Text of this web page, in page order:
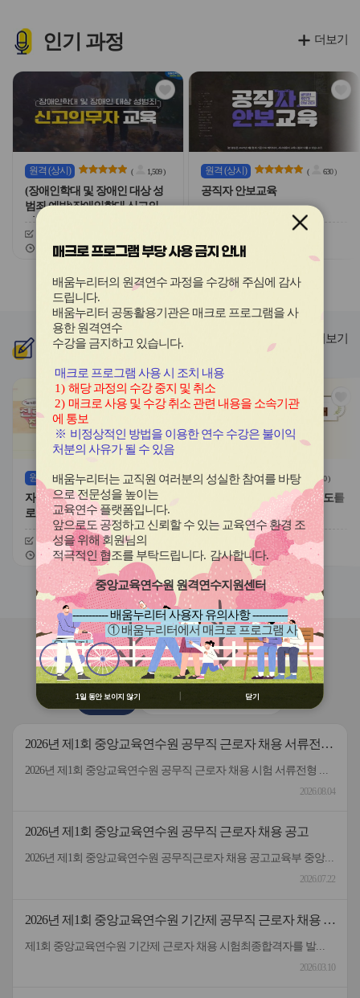
콘
콘
인기 과정
관
심
아
이
콘
원격 (상시) ( 1,509)
(장애인학대 및 장애인 대상 성
범죄 예방)장애인학대 신고의무
자 교육
교육기간
26.03.03 ~ 26.12.20
관
심
원격 (상시) ( 630)
공직자 안보교육
26.02.03 ~ 26.12.20
교육기간
슬
라
이
드
버
튼
이
전
슬
라
이
드
다
음
더보기
신규과정
관
심
이
콘
원격 (상시) ( 0)
자기주도적 진로개발 역량과 진
로학습 유형
신청기간
26.08.03 ~ 26.12.20
교육기간
26.08.03 ~ 26.12.20
관
심
아
원격(상시) 0)
대한민국 새내기 유권자 지도를
위한 학생 선거교육의 이해
26.07.20 ~ 26.12.20
교육기간
26.07.20 ~ 26.12.20
슬
라
이
드
버
튼
이
전
슬
이
드
버
튼
다
더보기
연수원소식
공지사항 2026 원격연수 모니터링단
2026년 제1회 중앙교육연수원 공무직 근로자 채용 서류전형
2026년 제1회 중앙교육연수원 공무직 근로자 채용 시험 서류전형 합격자 및 면접일정을 안내드립니다.* 채용분야 - 공무직(미화원)* 서류전형 합격자 : 5명* 합격자 명단 및 면접일정 안내 : 붙임 참고 * 서류 전형 합격자분들은 면접 일정을 참고하여 차질 없이 임해주길 부탁드리며, 응시해주신 모든 분들께 행복한 일들 가득하시길 바랍니다.- 중앙교육연수원 -
2026.08.04
2026년 제1회 중앙교육연수원 공무직 근로자 채용 공고
2026년 제1회 중앙교육연수원 공무직근로자 채용 공고교육부 중앙교육연수원에서 근무할 공무직 근로자를 다음과 같이 공개 모집하오니 성실하고 역량있는 분들의 많은 응시 바랍니다. 2026년 7월 22일 중앙교육연수원장1. 선발직종: 환경미화직(미화원) / 공무직 근로자2. 선발인원: 1명3. 채용기간: 계약일~정년(만65세)까지​4. 담당업무: 청사 실내외 청소 및 환경정리 등5. 근무형태: 기본근무(월~금), 1일 8시간(07:00~16:00, 휴게시간 1시간 제외) 근무6. 근무장소: 중앙교육연수원(대구 동구 혁신도시 내 위치)7. 보수: 월 236만원 수준(세전), 명절휴가비 등 별도 지급8. 원서 접수기간: 7.22.(수) ~ 7.30.(목)9. 접수방법: 방문접수, 우편접수 (공고문 참조)10. 문의전화: 중앙교육연수원 연수지원협력과 채용담당자 ☏053-980-6514
2026.07.22
2026년 제1회 중앙교육연수원 기간제 공무직 근로자 채용 시
제1회 중앙교육연수원 기간제 근로자 채용 시험최종합격자를 발표하고 등록 안내드립니다.응시해주신 모든 분께 감사드립니다.
2026.03.10
매크로 프로그램 부당 사용 금지 안내
배움누리터의 원격연수 과정을 수강해 주심에 감사
드립니다.
배움누리터 공동활용기관은 매크로 프로그램을 사
용한원격연수
수강을 금지하고 있습니다.
매크로 프로그램 사용 시 조치 내용
1) 해당 과정의 수강 중지 및 취소
2) 매크로 사용 및 수강 취소 관련 내용을 소속기관
에 통보
※ 비정상적인 방법을 이용한 연수 수강은 불이익
처분의 사유가 될 수 있음
배움누리터는 교직원 여러분의 성실한 참여를 바탕
으로 전문성을 높이는
교육연수 플랫폼입니다.
앞으로도 공정하고 신뢰할 수 있는 교육연수 환경 조
성을 위해 회원님의
적극적인 협조를 부탁드립니다. 감사합니다.
중앙교육연수원 원격연수지원센터
----------- 배움누리터 사용자 유의사항 -----------
① 배움누리터에서 매크로 프로그램 사
용 금지
② 배움누리터 수강용 매크로 프로그램
제작 배포 금지
③ 유무료 매크로 프로그램 사용을 블로
그 등에 홍보 금지
유가 될 수 있음
1일 동안 보이지 않기 닫기